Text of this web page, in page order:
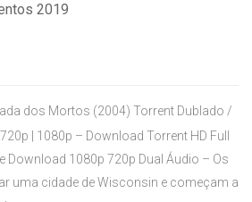
2019
dos Mortos (2004) Torrent Dublado /
| 1080p – Download Torrent HD Full
Download 1080p 720p Dual Áudio – Os
uma cidade de Wisconsin e começam a